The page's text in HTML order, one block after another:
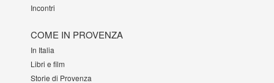
Incontri
COME IN PROVENZA
In Italia
Libri e film
Storie di Provenza